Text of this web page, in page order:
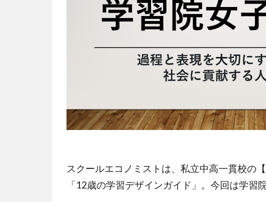
スクールエコノミストは、私立中高一貫校の
「12歳の学習デザインガイド」。今回は学習